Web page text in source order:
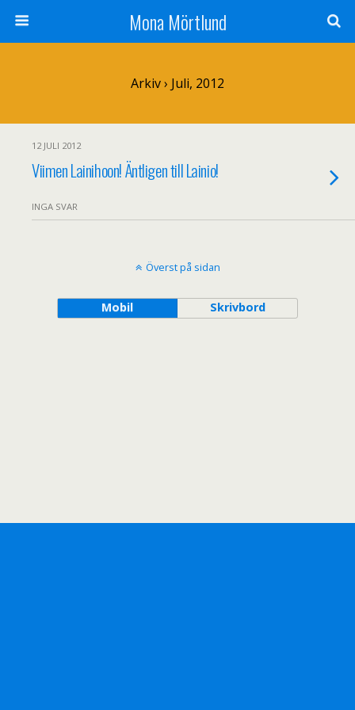
Mona Mörtlund
Arkiv › Juli, 2012
12 JULI 2012
Viimen Lainihoon! Äntligen till Lainio!
INGA SVAR
Överst på sidan
Mobil Skrivbord